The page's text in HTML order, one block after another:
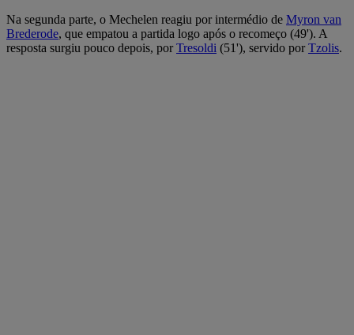
Na segunda parte, o Mechelen reagiu por intermédio de Myron van
Brederode, que empatou a partida logo após o recomeço (49'). A
resposta surgiu pouco depois, porTresoldi (51'), servido porTzolis.